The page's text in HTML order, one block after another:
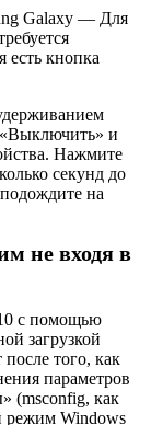
Galaxy — Для
есть кнопка
и
Нажмите
секунд до
на
не входя в
с помощью
загрузкой
того, как
параметров
(msconfig, как
режим Windows